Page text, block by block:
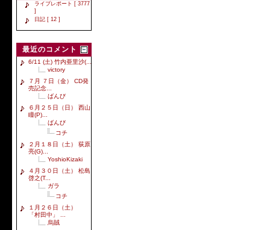
ライブレポート [ 3777
]
日記 [ 12 ]
最近のコメント
6/11 (土) 竹内亜里沙(...
victory
７月 ７日（金） CD発
売記念...
ばんび
６月２５日（日） 西山
瞳(P)...
ばんび
コチ
２月１８日（土） 荻原
亮(G)...
YoshioKizaki
４月３０日（土） 松島
啓之(T...
ガラ
コチ
１月２６日（土）
「村田中」 ...
烏賊